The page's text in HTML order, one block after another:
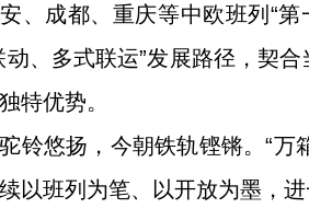
、成都、重庆等中欧班列“
动、多式联运”发展路径，契
特优势。
铃悠扬，今朝铁轨铿锵。“万
以班列为笔、以开放为墨，